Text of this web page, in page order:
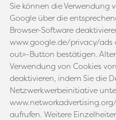
Sie können die Verwendung
Google über die
Browser-Software
www.google.de/privacy/ads
out»-Button bestätigen.
Verwendung von Cookies
deaktivieren, indem Sie die
Netzwerkwerbeinitiative
aufrufen. Weitere